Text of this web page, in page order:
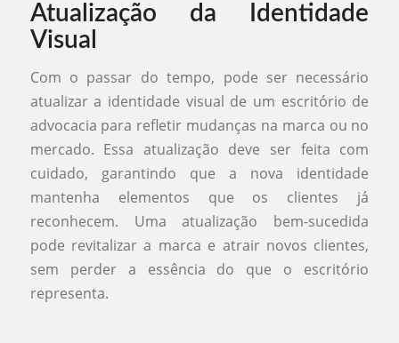
Atualização da Identidade
Visual
Com o passar do tempo, pode ser necessário
atualizar a identidade visual de um escritório de
advocacia para refletir mudanças na marca ou no
mercado. Essa atualização deve ser feita com
cuidado, garantindo que a nova identidade
mantenha elementos que os clientes já
reconhecem. Uma atualização bem-sucedida
pode revitalizar a marca e atrair novos clientes,
sem perder a essência do que o escritório
representa.